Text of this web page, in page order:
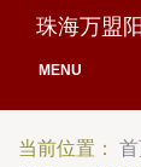
珠海万盟
MENU
当前位置：